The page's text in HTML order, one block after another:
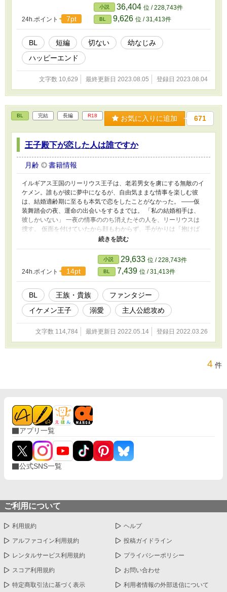
❆R15は念のため。性描写は匂わせ程度。
24h.ポイント 7pt
小説 36,404 位 / 228,743件
BL 9,626 位 / 31,413件
BL 短編 切ない
幼なじみ
ハッピーエンド
文字数 10,629 最終更新日 2023.08.05 登録日 2023.08.04
BL 完結 長編 R18 お気に入りに追加 671
王子殿下が恋した人は誰ですか
月齢 書籍情報
イルギアス王国のリーリウス王子は、老若男女を虜にする無敵のイ
ケメン。誰もが彼に夢中になるが、自由気ままな情事を楽しむ彼
は、結婚適齢期に至るも本気で恋をしたことがなかった。 ――仮
装舞踏会の夜、運命の出会いをするまでは。 「私の結婚相手は、
彼しかいない」 一夜の情事ののち消えたその人を、リーリウスは
捜す。 仮面を付けていたから顔もわからず、手がかりは「抱けば
わかる、それのみ」というトンデモ案件だが、親友たちに協力を頼
むと（一部強制すると）、優秀な心の友たちは候補者を五人に絞り
込んでくれた。そこにリーリウスが求める人はいるのだろうか。
「当たりが出るまで、抱いてみる」 優雅な笑顔でとんでもないこ
とをヤらかす王子の、彼なりに真剣な花嫁さがし。 ※性モラルの
ゆるい世界観。主人公は複数人とあれこれヤりますので、苦手な方
はご遠慮ください。何でもありの大人の童話とご理解いただける方
向け。
24h.ポイント 14pt
小説 29,633 位 / 228,743件
BL 7,439 位 / 31,413件
BL 王族・貴族
ファンタジー
イケメン王子
溺愛 主人公総攻め
文字数 114,784 最終更新日 2022.05.14 登録日 2022.03.26
4 件
アプリ一覧
公式SNS一覧
ご利用について
利用規約 ヘルプ
アルファコイン利用規約 投稿ガイドライン
レンタルサービス利用規約 プライバシーポリシー
スコア利用規約 お問い合わせ
特定商取引法に基づく表示 利用者情報の外部送信について